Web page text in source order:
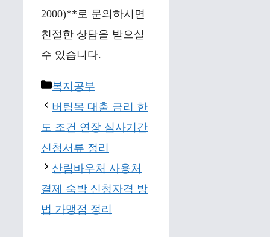
2000)**로 문의하시면
친절한 상담을 받으실
수 있습니다.
Categories
복지공부
버팀목 대출 금리 한
도 조건 연장 심사기간
신청서류 정리
산림바우처 사용처
결제 숙박 신청자격 방
법 가맹점 정리